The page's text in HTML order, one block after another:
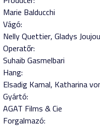
Marie Balducchi
Vágó:
Nelly Quettier Gladys Joujou
Operatőr:
Suhaib Gasmelbari
Hang:
Elsadig Kamal Katharina
Gyártó:
AGAT Films & Cie
Forgalmazó: